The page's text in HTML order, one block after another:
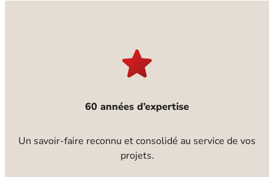
60 années d’expertise
Un savoir-faire reconnu et consolidé au service de vos
projets.